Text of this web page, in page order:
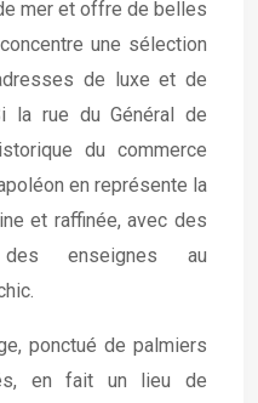
mer et offre de belles
une sélection
de luxe et de
la rue du Général de
du commerce
en représente la
et raffinée, avec des
enseignes au
ponctué de palmiers
en fait un lieu de